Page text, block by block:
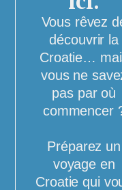
Vous rêvez
découvrir la
Croatie…
vous ne
pas par où
commencer
Préparez un
voyage en
Croatie qui